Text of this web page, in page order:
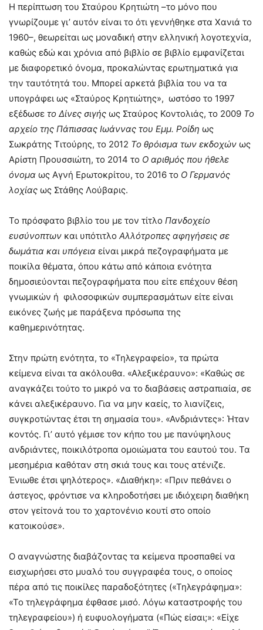
Η περίπτωση του Σταύρου Κρητιώτη –το μόνο που
γνωρίζουμε γι’ αυτόν είναι το ότι γεννήθηκε στα Χανιά το
1960–, θεωρείται ως μοναδική στην ελληνική λογοτεχνία,
καθώς εδώ και χρόνια από βιβλίο σε βιβλίο εμφανίζεται
με διαφορετικό όνομα, προκαλώντας ερωτηματικά για
την ταυτότητά του. Μπορεί αρκετά βιβλία του να τα
υπογράφει ως «Σταύρος Κρητιώτης», ωστόσο το 1997
εξέδωσε το Δίνες σιγής ως Σταύρος Κοντολιάς, το 2009 Το
αρχείο της Πάπισσας Ιωάννας του Εμμ. Ροίδη ως
Σωκράτης Τιτούρης, το 2012 Το θρόισμα των εκδοχών ως
Αρίστη Προυσσιώτη, το 2014 το Ο αριθμός που ήθελε
όνομα ως Αγνή Ερωτοκρίτου, το 2016 το Ο Γερμανός
λοχίας ως Στάθης Λούβαρις.
Το πρόσφατο βιβλίο του με τον τίτλο Πανδοχείο
ευσύνοπτων και υπότιτλο Αλλότροπες αφηγήσεις σε
δωμάτια και υπόγεια είναι μικρά πεζογραφήματα με
ποικίλα θέματα, όπου κάτω από κάποια ενότητα
δημοσιεύονται πεζογραφήματα που είτε επέχουν θέση
γνωμικών ή φιλοσοφικών συμπερασμάτων είτε είναι
εικόνες ζωής με παράξενα πρόσωπα της
καθημερινότητας.
Στην πρώτη ενότητα, το «Τηλεγραφείο», τα πρώτα
κείμενα είναι τα ακόλουθα. «Αλεξικέραυνο»: «Καθώς σε
αναγκάζει τούτο το μικρό να το διαβάσεις αστραπιαία, σε
κάνει αλεξικέραυνο. Για να μην καείς, το λιανίζεις,
συγκροτώντας έτσι τη σημασία του». «Ανδριάντες»: Ήταν
κοντός. Γι’ αυτό γέμισε τον κήπο του με πανύψηλους
ανδριάντες, ποικιλότροπα ομοιώματα του εαυτού του. Τα
μεσημέρια καθόταν στη σκιά τους και τους ατένιζε.
Ένιωθε έτσι ψηλότερος». «Διαθήκη»: «Πριν πεθάνει ο
άστεγος, φρόντισε να κληροδοτήσει με ιδιόχειρη διαθήκη
στον γείτονά του το χαρτονένιο κουτί στο οποίο
κατοικούσε».
Ο αναγνώστης διαβάζοντας τα κείμενα προσπαθεί να
εισχωρήσει στο μυαλό του συγγραφέα τους, ο οποίος
πέρα από τις ποικίλες παραδοξότητες («Τηλεγράφημα»:
«Το τηλεγράφημα έφθασε μισό. Λόγω καταστροφής του
τηλεγραφείου») ή ευφυολογήματα («Πώς είσαι;»: «Είχε